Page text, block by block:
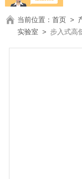
当前位置：首页 >
实验室 >步入式高